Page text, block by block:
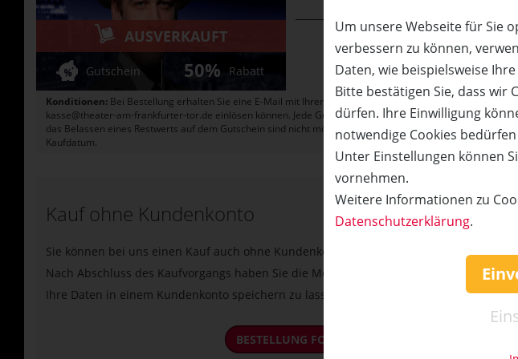
Um unsere Webseite für Sie
verbessern zu können,
Daten, wie beispielsweise
Bitte bestätigen Sie, dass wir
dürfen. Ihre Einwilligung
notwendige Cookies
Unter Einstellungen können
vornehmen.
Weitere Informationen zu
Datenschutzerklärung.
AUSVERKAUFT
Gutschein 50% Rabatt
Konditionen: Bei Bestellung erhalten Sie eine E-Mail mit Ihrer/n Gutscheinnummer/n, die Sie danach
kasse@theater-am-frankfurter-tor.de einlösen können. Jede Gutscheinnummer ist gültig für 2 Tickets.
das Belassen eines Restwerts auf dem Gutschein sind nicht möglich. Nicht einlösbar für Premieren und
Kaufdatum.
Kauf ohne Kundenkonto
Sie können bei uns einen Kauf auch ohne Kundenkonto tätigen.
Nach Abschluss des Kaufvorgangs haben Sie die Möglichkeit,
Ihre Daten in einem Kundenkonto speichern zu lassen.
BESTELLUNG FORTSETZEN
Kauf über
nachfolgend
werden dann